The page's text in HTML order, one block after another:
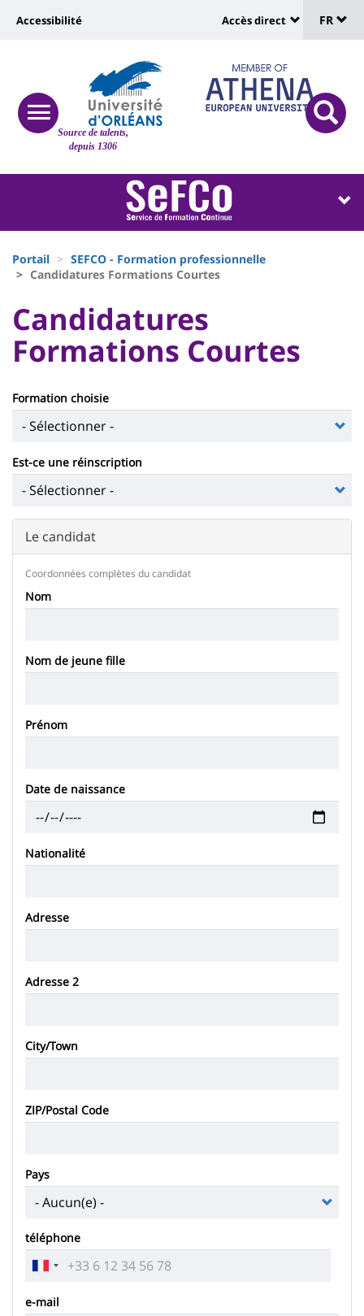
Site
Source de talents,
depuis 1306
Recherche
responsive
menu
button
Université
vers
page
accessibilité
Accessibilité
:
Shortcut
links
Accès direct
de
FR
Block
liste
composantes
d'Ariane
Portail
SEFCO - Formation professionnelle
Candidatures Formations Courtes
University
:
Sidebar
University
:
Main
content
Titre
page
Candidatures
Formations Courtes
Contenu
de
la
page
principale
Formation choisie
Est-ce une réinscription
Le candidat
Coordonnées complètes du candidat
Nom
Nom de jeune fille
Prénom
Date de naissance
Nationalité
Adresse
Adresse
Adresse 2
City/Town
ZIP/Postal Code
Pays
téléphone
e-mail